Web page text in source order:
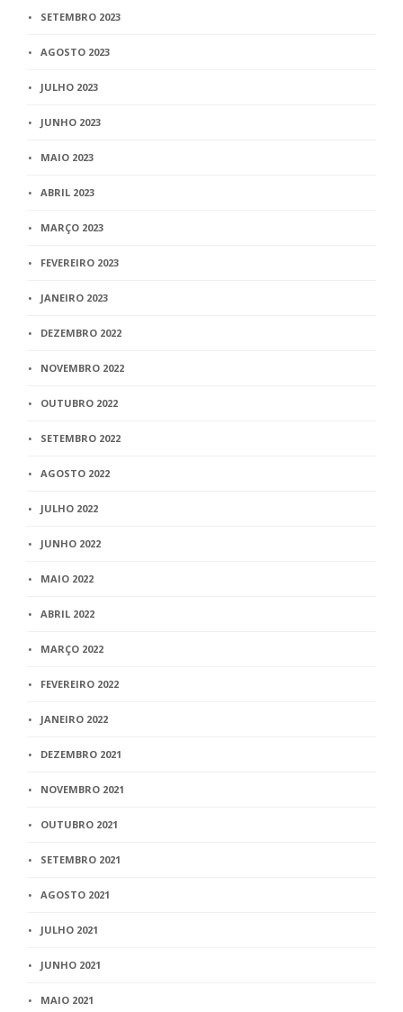
SETEMBRO 2023
AGOSTO 2023
JULHO 2023
JUNHO 2023
MAIO 2023
ABRIL 2023
MARÇO 2023
FEVEREIRO 2023
JANEIRO 2023
DEZEMBRO 2022
NOVEMBRO 2022
OUTUBRO 2022
SETEMBRO 2022
AGOSTO 2022
JULHO 2022
JUNHO 2022
MAIO 2022
ABRIL 2022
MARÇO 2022
FEVEREIRO 2022
JANEIRO 2022
DEZEMBRO 2021
NOVEMBRO 2021
OUTUBRO 2021
SETEMBRO 2021
AGOSTO 2021
JULHO 2021
JUNHO 2021
MAIO 2021